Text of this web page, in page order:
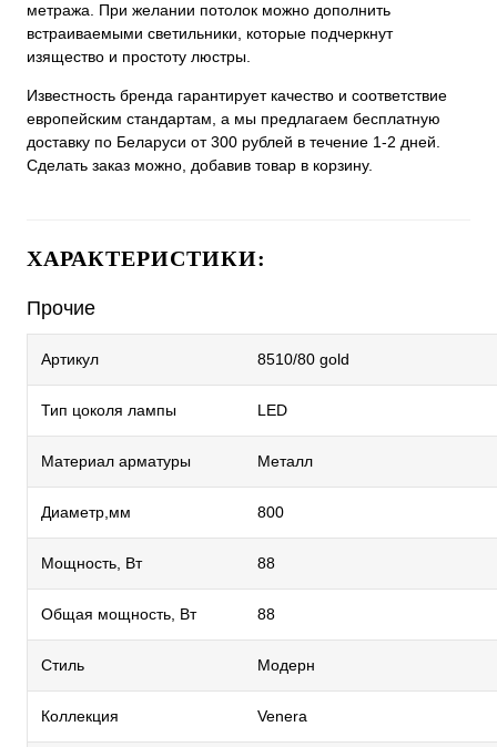
метража. При желании потолок можно дополнить
встраиваемыми светильники, которые подчеркнут
изящество и простоту люстры.
Известность бренда гарантирует качество и соответствие
европейским стандартам, а мы предлагаем бесплатную
доставку по Беларуси от 300 рублей в течение 1-2 дней.
Сделать заказ можно, добавив товар в корзину.
ХАРАКТЕРИСТИКИ:
Прочие
Артикул 8510/80 gold
Тип цоколя лампы LED
Материал арматуры Металл
Диаметр,мм 800
Мощность, Вт 88
Общая мощность, Вт 88
Стиль Модерн
Коллекция Venera